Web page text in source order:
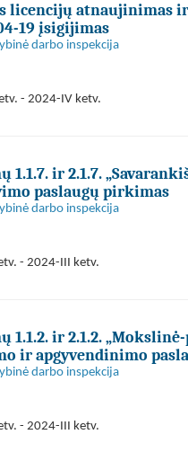
licencijų atnaujinimas
19 įsigijimas
darbo inspekcija
- 2024-IV ketv.
1.1.7. ir 2.1.7.
paslaugų pirkimas
darbo inspekcija
- 2024-III ketv.
1.1.2. ir 2.1.2.
ir apgyvendinimo
darbo inspekcija
- 2024-III ketv.